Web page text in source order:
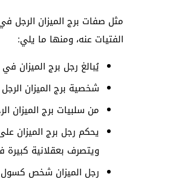
مثل صفات برج الميزان الرجل
الفتيات عنه، ومنها ما يلي:
يُبالغ رجل برج الميزان
شخصية برج الميزان
من سلبيات برج الميزان
يحكم رجل برج الميزان
ويتصرف بعقلانية كبيرة
رجل الميزان شخص كسول